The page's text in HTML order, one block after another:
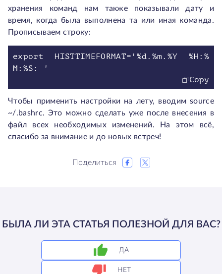
хранения команд нам также показывали дату и
время, когда была выполнена та или иная команда.
Прописываем строку:
export HISTTIMEFORMAT='%d.%m.%Y %H:%
Copy
Чтобы применить настройки на лету, вводим source
~/.bashrc. Это можно сделать уже после внесения в
файл всех необходимых изменений. На этом всё,
спасибо за внимание и до новых встреч!
Поделиться
БЫЛА ЛИ ЭТА СТАТЬЯ ПОЛЕЗНОЙ ДЛЯ ВАС?
ДА
НЕТ